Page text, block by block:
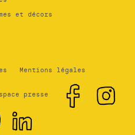
et décors
Mentions légales
presse